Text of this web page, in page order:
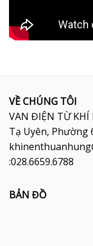
VỀ CHÚNG TÔI
VAN ĐIỆN TỪ
Tạ Uyên, Phường
:028.6659.6788
BẢN ĐỒ